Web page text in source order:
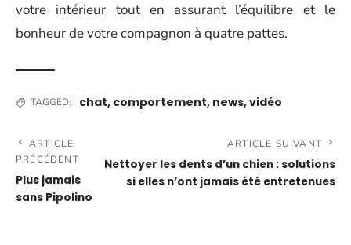
votre intérieur tout en assurant l’équilibre et le
bonheur de votre compagnon à quatre pattes.
TAGGED: chat, comportement, news,vidéo
ARTICLE
PRÉCÉDENT
Plus jamais
sans Pipolino
ARTICLE SUIVANT
Nettoyer les dents d’un chien : solutions
si elles n’ont jamais été entretenues